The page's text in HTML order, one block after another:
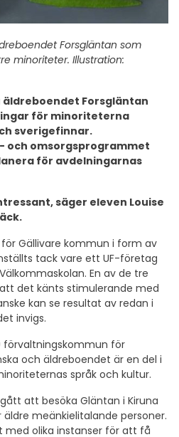
Forsgläntan som
minoriteter. Illustration:
äldreboendet Forsgläntan
för minoriteterna
sverigefinnar.
och omsorgsprogrammet
för avdelningarnas
säger eleven Louise
Gällivare kommun i form av
tack vare ett UF-företag
En av de tre
det känts stimulerande med
kan se resultat av redan i
invigs.
förvaltningskommun för
och äldreboendet är en del i
språk och kultur.
att besöka Gläntan i Kiruna
meänkielitalande personer.
med olika instanser för att få